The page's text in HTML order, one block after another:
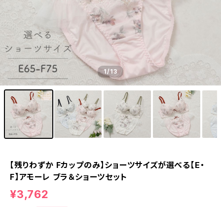
1/13
【残りわずか Fカップのみ】ショーツサイズが選べる【E・
F】アモーレ ブラ＆ショーツセット
¥3,762